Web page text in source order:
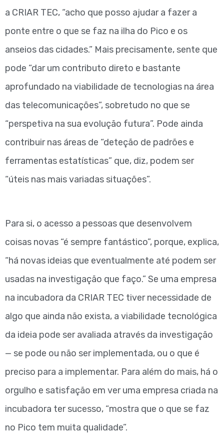
a CRIAR TEC, “acho que posso ajudar a fazer a
ponte entre o que se faz na ilha do Pico e os
anseios das cidades.” Mais precisamente, sente que
pode “dar um contributo direto e bastante
aprofundado na viabilidade de tecnologias na área
das telecomunicações”, sobretudo no que se
“perspetiva na sua evolução futura”. Pode ainda
contribuir nas áreas de “deteção de padrões e
ferramentas estatísticas” que, diz, podem ser
“úteis nas mais variadas situações”.
Para si, o acesso a pessoas que desenvolvem
coisas novas “é sempre fantástico”, porque, explica,
“há novas ideias que eventualmente até podem ser
usadas na investigação que faço.” Se uma empresa
na incubadora da CRIAR TEC tiver necessidade de
algo que ainda não exista, a viabilidade tecnológica
da ideia pode ser avaliada através da investigação
— se pode ou não ser implementada, ou o que é
preciso para a implementar. Para além do mais, há o
orgulho e satisfação em ver uma empresa criada na
incubadora ter sucesso, “mostra que o que se faz
no Pico tem muita qualidade”.